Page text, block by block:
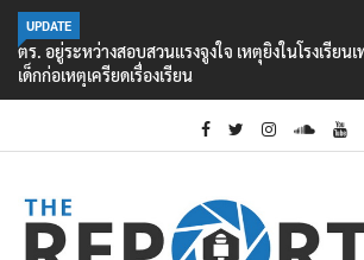
UPDATE
ตร. อยู่ระหว่างสอบสวนแรงจูงใจ เหตุยิงในโรงเรีย
เด็กก่อเหตุเครียดเรื่องเรียน